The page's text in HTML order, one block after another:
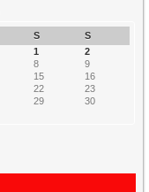
S
S
1
2
8
9
15
16
22
23
29
30